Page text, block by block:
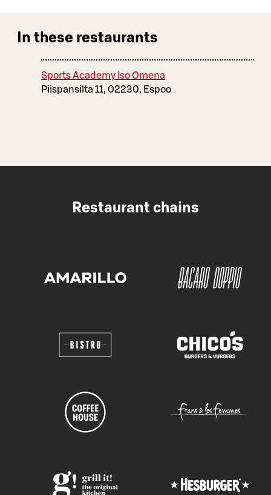
In these restaurants
Sports Academy Iso Omena
Piispansilta 11, 02230, Espoo
Restaurant chains